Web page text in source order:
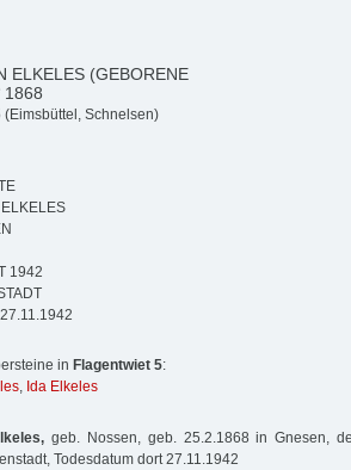
ELKELES (GEBORENE
1868
(Eimsbüttel, Schnelsen)
1942
in Flagentwiet 5:
, Ida Elkeles
geb. Nossen, geb. 25.2.1868 in Gnesen,
Todesdatum dort 27.11.1942